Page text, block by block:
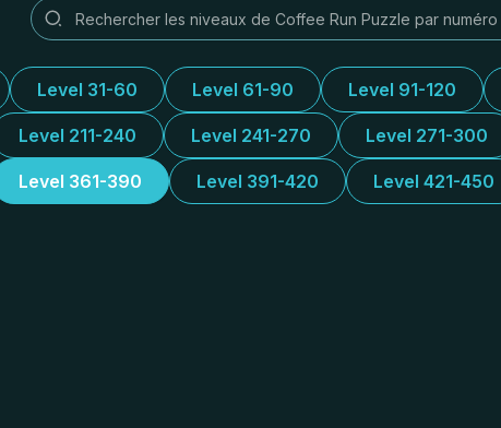
Level 31-60 Level 61-90 Level 91-120
Level 211-240 Level 241-270 Level 271-300
Level 361-390 Level 391-420 Level 421-450